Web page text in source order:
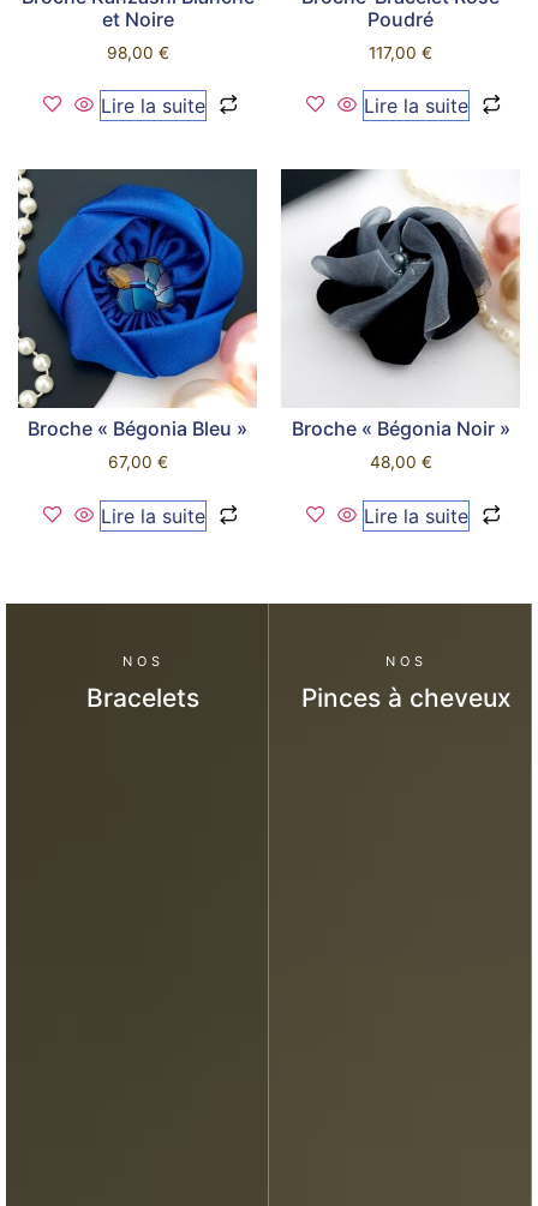
et Noire
98,00 €
Lire la suite
Poudré
117,00 €
Lire la suite
Broche « Bégonia Bleu »
67,00 €
Lire la suite
Broche « Bégonia Noir »
48,00 €
Lire la suite
NOS
Bracelets
NOS
Pinces à cheveux